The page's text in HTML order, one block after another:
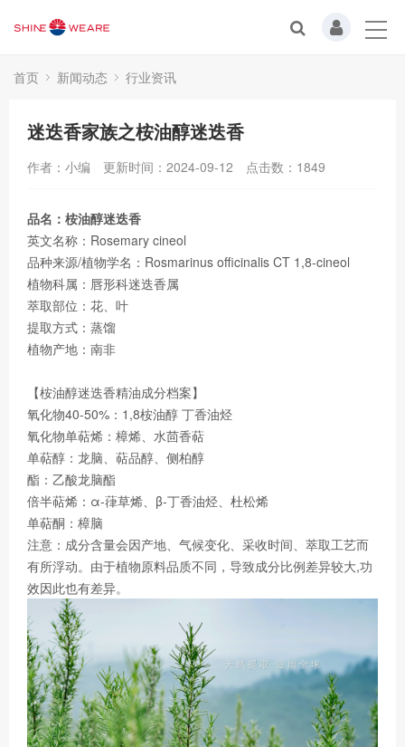
首页 新闻动态 行业资讯
迷迭香家族之桉油醇迷迭香
作者：小编 更新时间：2024-09-12 点击数： 1849
品名：桉油醇迷迭香
英文名称：Rosemary cineol
品种来源/植物学名：Rosmarinus officinalis CT 1,8-cineol
植物科属：唇形科迷迭香属
萃取部位：花、叶
提取方式：蒸馏
植物产地：南非
【桉油醇迷迭香精油成分档案】
氧化物40-50%：1,8桉油醇 丁香油烃
氧化物单萜烯：樟烯、水茴香萜
单萜醇：龙脑、萜品醇、侧柏醇
酯：乙酸龙脑酯
倍半萜烯：α-葎草烯、β-丁香油烃、杜松烯
单萜酮：樟脑
注意：成分含量会因产地、气候变化、采收时间、萃取工艺而
有所浮动。由于植物原料品质不同，导致成分比例差异较大,功
效因此也有差异。